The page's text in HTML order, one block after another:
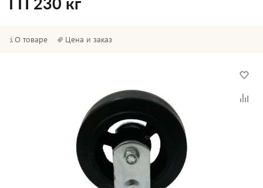
ГП 230 кг
О товаре Цена и заказ